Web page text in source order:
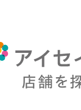
店舗を